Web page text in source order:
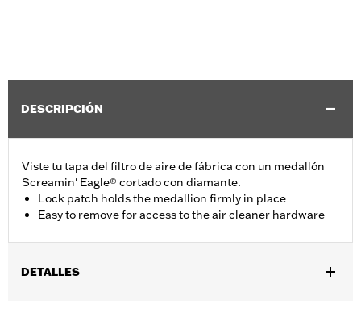
DESCRIPCIÓN
Viste tu tapa del filtro de aire de fábrica con un medallón
Screamin' Eagle® cortado con diamante.
Lock patch holds the medallion firmly in place
Easy to remove for access to the air cleaner hardware
DETALLES